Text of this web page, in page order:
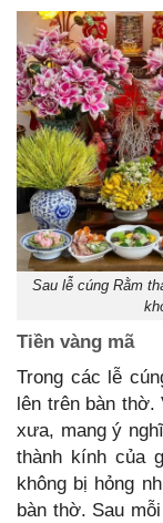
Sau lễ cúng Rằm
Tiền vàng mã
Trong các lễ
lên trên bàn
xưa, mang ý
thành kính của
không bị hỏng
bàn thờ. Sau